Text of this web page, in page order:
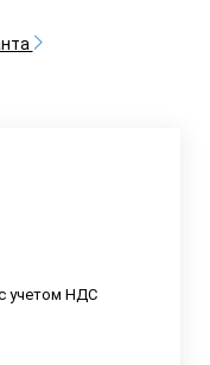
учетом НДС